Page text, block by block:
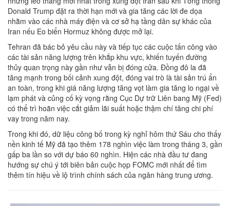
Donald Trump đặt ra thời hạn mới và gia tăng các lời đe dọa
nhằm vào các nhà máy điện và cơ sở hạ tầng dân sự khác của
Iran nếu Eo biển Hormuz không được mở lại.
Tehran đã bác bỏ yêu cầu này và tiếp tục các cuộc tấn công vào
các tài sản năng lượng trên khắp khu vực, khiến tuyến đường
thủy quan trọng này gần như vẫn bị đóng cửa. Đồng đô la đã
tăng mạnh trong bối cảnh xung đột, đóng vai trò là tài sản trú ẩn
an toàn, trong khi giá năng lượng tăng vọt làm gia tăng lo ngại về
lạm phát và củng cố kỳ vọng rằng Cục Dự trữ Liên bang Mỹ (Fed)
có thể trì hoãn việc cắt giảm lãi suất hoặc thậm chí tăng chi phí
vay trong năm nay.
Trong khi đó, dữ liệu công bố trong kỳ nghỉ hôm thứ Sáu cho thấy
nền kinh tế Mỹ đã tạo thêm 178 nghìn việc làm trong tháng 3, gần
gấp ba lần so với dự báo 60 nghìn. Hiện các nhà đầu tư đang
hướng sự chú ý tới biên bản cuộc họp FOMC mới nhất để tìm
thêm tín hiệu về lộ trình chính sách của ngân hàng trung ương.